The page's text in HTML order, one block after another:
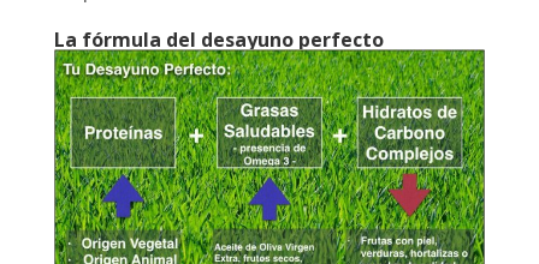
La fórmula del desayuno perfecto